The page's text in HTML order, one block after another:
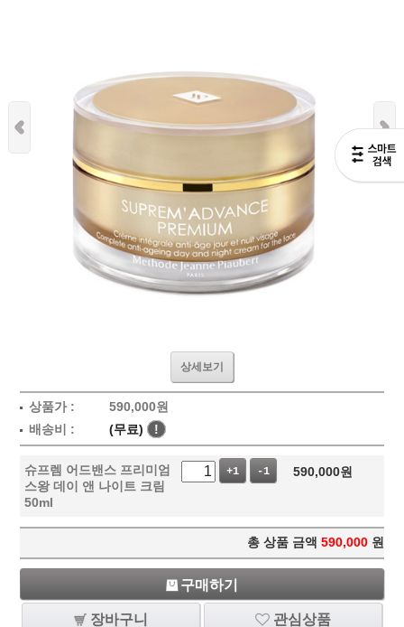
상세보기
상품가 : 590,000원
배송비 :
(무료) !
슈프렘 어드밴스 프리미엄
스왕 데이 앤 나이트 크림
50ml
+1 -1 590,000원
총 상품 금액 590,000 원
구매하기
장바구니 관심상품